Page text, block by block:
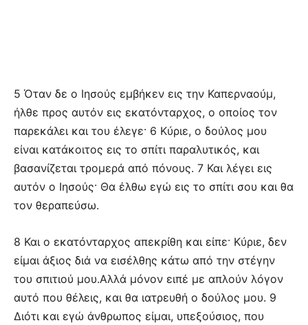
5 Όταν δε ο Ιησούς εμβήκεν εις την Καπερναούμ,
ήλθε προς αυτόν εις εκατόνταρχος, ο οποίος τον
παρεκάλει και του έλεγε· 6 Κύριε, ο δούλος μου
είναι κατάκοιτος εις το σπίτι παραλυτικός, και
βασανίζεται τρομερά από πόνους. 7 Και λέγει εις
αυτόν ο Ιησούς· Θα έλθω εγώ εις το σπίτι σου και θα
τον θεραπεύσω.
8 Και ο εκατόνταρχος απεκρίθη και είπε· Κύριε, δεν
είμαι άξιος διά να εισέλθης κάτω από την στέγην
του σπιτιού μου.Αλλά μόνον ειπέ με απλούν λόγον
αυτό που θέλεις, και θα ιατρευθή ο δούλος μου. 9
Διότι και εγώ άνθρωπος είμαι, υπεξούσιος, που